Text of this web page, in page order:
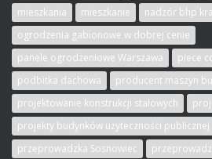
mieszkania
mieszkanie
nadzór bhp
ogrodzenia gabionowe w dobrej cenie
panele ogrodzeniowe Warszawa
piece
podbitka dachowa
producent maszyn
projektowanie konstrukcji stalowych
projekty budynków użyteczności publicznej
przeprowadzka Sosnowiec